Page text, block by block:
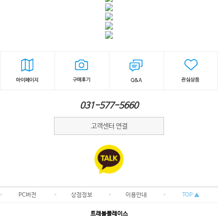
031-577-5660
고객센터 연결
PC버전 상점정보 이용안내 TOP ▲
트래블플레이스